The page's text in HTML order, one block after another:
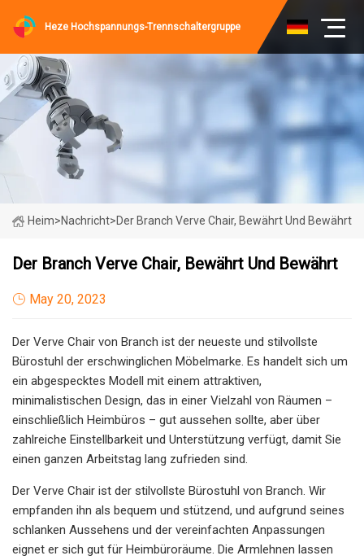
Heze Hochspannungs-Trennschaltergruppe
Heim>Nachricht>Der Branch Verve Chair, Bewährt Und Bewährt
Der Branch Verve Chair, Bewährt Und Bewährt
May 20, 2023
Der Verve Chair von Branch ist der neueste und stilvollste
Bürostuhl der erschwinglichen Möbelmarke. Es handelt sich um
ein abgespecktes Modell mit einem attraktiven,
minimalistischen Design, das in einer Vielzahl von Räumen –
einschließlich Heimbüros – gut aussehen sollte, aber über
zahlreiche Einstellbarkeit und Unterstützung verfügt, damit Sie
einen ganzen Arbeitstag lang zufrieden sind.
Der Verve Chair ist der stilvollste Bürostuhl von Branch. Wir
empfanden ihn als bequem und stützend, und aufgrund seines
schlanken Aussehens und der vereinfachten Anpassungen
eignet er sich gut für Heimbüroräume. Die Armlehnen lassen